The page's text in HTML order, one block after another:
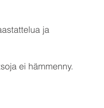
ja
ei hämmenny.